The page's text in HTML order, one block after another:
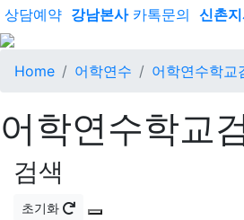
상담예약 강남본사카톡문의 신촌
Home 어학연수 어학연수학교
어학연수학교
검색
초기화